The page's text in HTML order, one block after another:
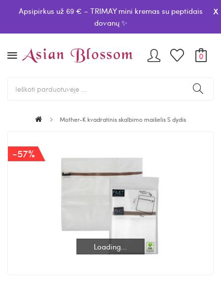
Apsipirkus už 69 € – TRIMAY mini kremas su peptidais
dovanų ✨
x
0
Mother-K kvadratinis skalbimo maišelis S dydis
Loading...
Loading...
-57%